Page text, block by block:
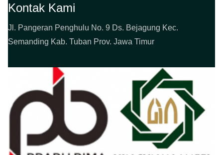
Kontak Kami
Jl. Pangeran Penghulu No. 9 Ds. Bejagung Kec.
Semanding Kab. Tuban Prov. Jawa Timur